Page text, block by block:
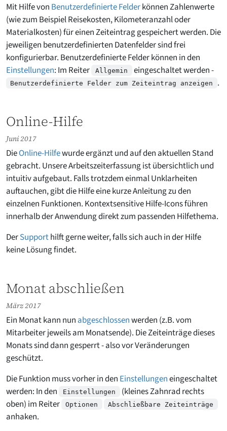
Mit Hilfe von Benutzerdefinierte Felderkönnen Zahlenwerte
(wie zum Beispiel Reisekosten, Kilometeranzahl oder
Materialkosten) für einen Zeiteintrag gespeichert werden. Die
jeweiligen benutzerdefinierten Datenfelder sind frei
konfigurierbar. Benutzerdefinierte Felder können in den
Einstellungen: Im Reiter Allgemin eingeschaltet werden -
Benutzerdefinierte Felder zum Zeiteintrag anzeigen .
Online-Hilfe
Juni 2017
DieOnline-Hilfewurde ergänzt und auf den aktuellen Stand
gebracht. Unsere Arbeitszeiterfassung ist übersichtlich und
intuitiv aufgebaut. Falls trotzdem einmal Unklarheiten
auftauchen, gibt die Hilfe eine kurze Anleitung zu den
einzelnen Funktionen. Kontextsensitive Hilfe-Icons führen
innerhalb der Anwendung direkt zum passenden Hilfethema.
DerSupporthilft gerne weiter, falls sich auch in der Hilfe
keine Lösung findet.
Monat abschließen
März 2017
Ein Monat kann nun abgeschlossenwerden (z.B. vom
Mitarbeiter jeweils am Monatsende). Die Zeiteinträge dieses
Monats sind dann gesperrt - also vor Veränderungen
geschützt.
Die Funktion muss vorher in den Einstellungeneingeschaltet
werden: In den
Einstellungen
(kleines Zahnrad rechts
oben) im Reiter
Optionen Abschließbare Zeiteinträge
anhaken.